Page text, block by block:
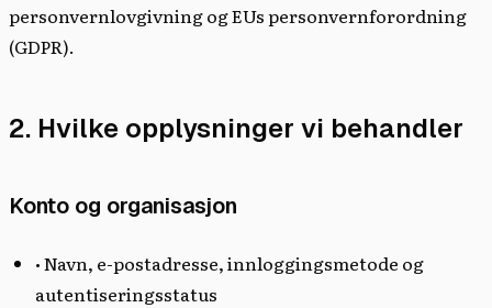
personvernlovgivning og EUs personvernforordning
(GDPR).
2. Hvilke opplysninger vi behandler
Konto og organisasjon
• Navn, e-postadresse, innloggingsmetode og
autentiseringsstatus